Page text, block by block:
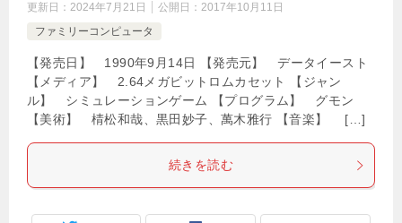
更新日： 2024年7月21日 公開日： 2017年10月11日
ファミリーコンピュータ
【発売日】 1990年9月14日 【発売元】 データイースト
【メディア】 2.64メガビットロムカセット 【ジャン
ル】 シミュレーションゲーム 【プログラム】 グモン
【美術】 棈松和哉、黒田妙子、萬木雅行 【音楽】 […]
続きを読む